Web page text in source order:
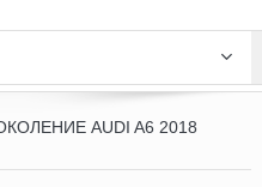
AUDI A6 2018